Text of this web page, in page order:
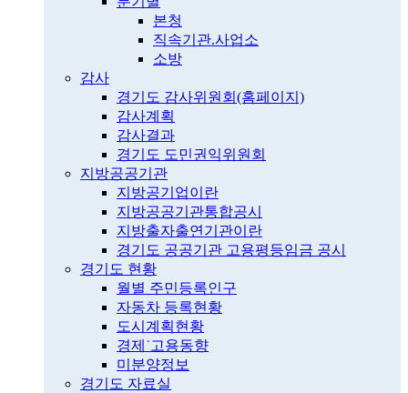
본청
직속기관.사업소
소방
감사
경기도 감사위원회(홈페이지)
감사계획
감사결과
경기도 도민권익위원회
지방공공기관
지방공기업이란
지방공공기관통합공시
지방출자출연기관이란
경기도 공공기관 고용평등임금 공시
경기도 현황
월별 주민등록인구
자동차 등록현황
도시계획현황
경제˙고용동향
미분양정보
경기도 자료실